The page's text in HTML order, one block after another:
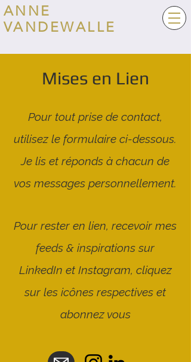
ANNE
VANDEWALLE
Mises en Lien
Pour tout prise de contact,
utilisez le formulaire ci-dessous.
Je lis et réponds à chacun de
vos messages personnellement.
Pour rester en lien, recevoir mes
feeds & inspirations sur
LinkedIn et Instagram, cliquez
sur les icônes respectives et
abonnez vous